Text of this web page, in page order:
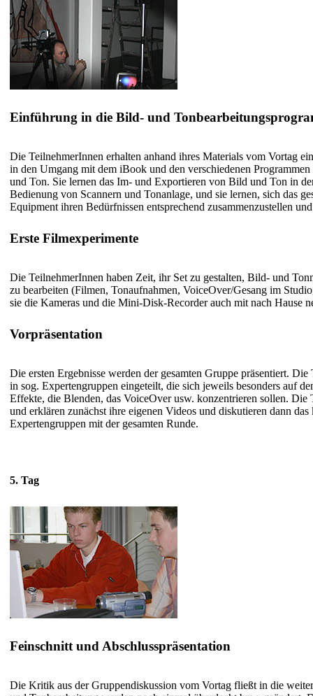
Einführung in die Bild- und
Die TeilnehmerInnen erhalten anhand ihres Materials vom Vortag
in den Umgang mit dem iBook und den verschiedenen
und Ton. Sie lernen das Im- und Exportieren von Bild und Ton in
Bedienung von Scannern und Tonanlage, und sie lernen, sich das
Equipment ihren Bedürfnissen entsprechend zusammenzustellen
Erste Filmexperimente
Die TeilnehmerInnen haben Zeit, ihr Set zu gestalten, Bild- und
zu bearbeiten (Filmen, Tonaufnahmen, VoiceOver/Gesang im
sie die Kameras und die Mini-Disk-Recorder auch mit nach Hause
Vorpräsentation
Die ersten Ergebnisse werden der gesamten Gruppe präsentiert.
in sog. Expertengruppen eingeteilt, die sich jeweils besonders auf
Effekte, die Blenden, das VoiceOver usw. konzentrieren sollen. Die
und erklären zunächst ihre eigenen Videos und diskutieren dann
Expertengruppen mit der gesamten Runde.
5. Tag
Feinschnitt und Abschlusspräsentation
Die Kritik aus der Gruppendiskussion vom Vortag fließt in die